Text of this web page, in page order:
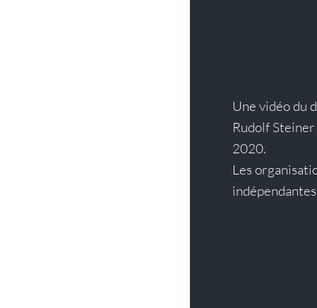
Une vidéo du
Rudolf
2020.
Les